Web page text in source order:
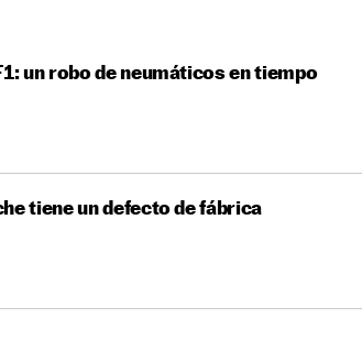
un robo de neumáticos en tiempo
tiene un defecto de fábrica